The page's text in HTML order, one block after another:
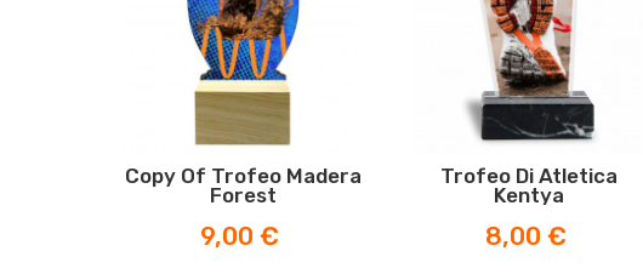
Copy Of Trofeo Madera
Forest
Prezzo
9,00 €
Trofeo Di Atletica
Kentya
Prezzo
8,00 €